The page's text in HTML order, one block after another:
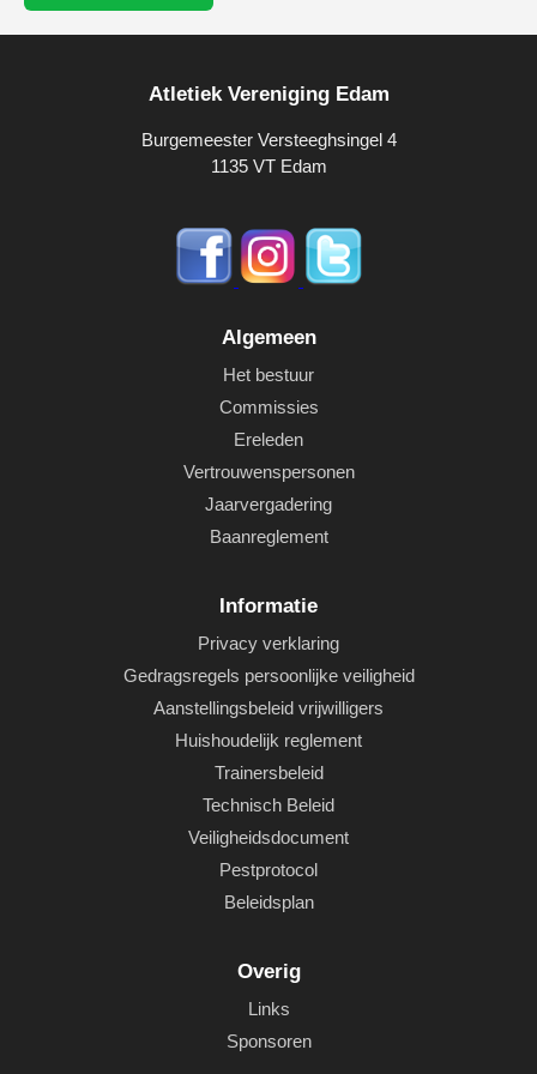
Atletiek Vereniging Edam
Burgemeester Versteeghsingel 4
1135 VT Edam
Algemeen
Het bestuur
Commissies
Ereleden
Vertrouwenspersonen
Jaarvergadering
Baanreglement
Informatie
Privacy verklaring
Gedragsregels persoonlijke veiligheid
Aanstellingsbeleid vrijwilligers
Huishoudelijk reglement
Trainersbeleid
Technisch Beleid
Veiligheidsdocument
Pestprotocol
Beleidsplan
Overig
Links
Sponsoren